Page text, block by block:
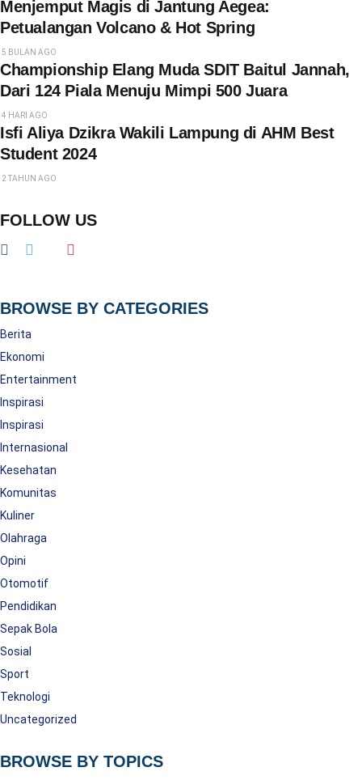
Menjemput Magis di Jantung Aegea:
Petualangan Volcano & Hot Spring
5 BULAN AGO
Championship Elang Muda SDIT Baitul Jannah,
Dari 124 Piala Menuju Mimpi 500 Juara
4 HARI AGO
Isfi Aliya Dzikra Wakili Lampung di AHM Best
Student 2024
2 TAHUN AGO
FOLLOW US
BROWSE BY CATEGORIES
Berita
Ekonomi
Entertainment
Inspirasi
Inspirasi
Internasional
Kesehatan
Komunitas
Kuliner
Olahraga
Opini
Otomotif
Pendidikan
Sepak Bola
Sosial
Sport
Teknologi
Uncategorized
BROWSE BY TOPICS